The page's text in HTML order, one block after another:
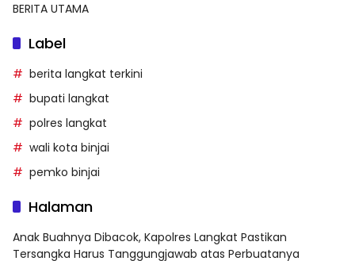
BERITA UTAMA
Label
berita langkat terkini
bupati langkat
polres langkat
wali kota binjai
pemko binjai
Halaman
Anak Buahnya Dibacok, Kapolres Langkat Pastikan
Tersangka Harus Tanggungjawab atas Perbuatanya